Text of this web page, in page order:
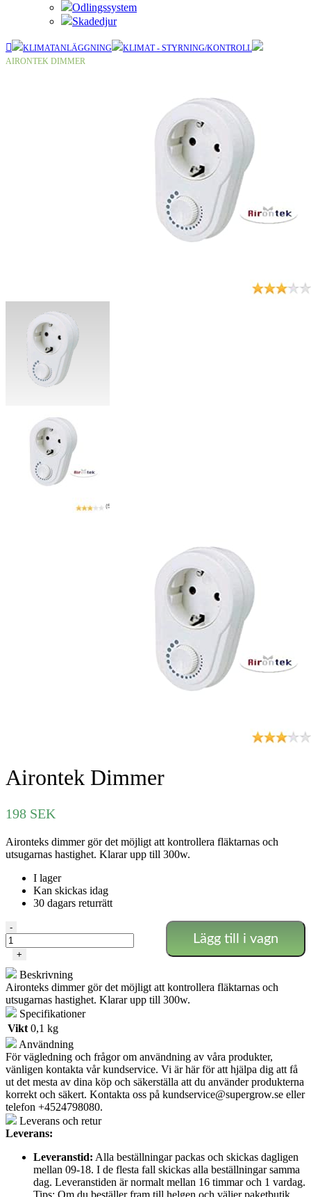
Odlingssystem
Skadedjur
KLIMATANLÄGGNING
KLIMAT - STYRNING/KONTROLL
AIRONTEK DIMMER
Airontek Dimmer
198 SEK
Aironteks dimmer gör det möjligt att kontrollera fläktarnas och
utsugarnas hastighet. Klarar upp till 300w.
I lager
Kan skickas idag
30 dagars returrätt
Airontek
Dimmer
mängd
-
+
Lägg till i vagn
Beskrivning
Aironteks dimmer gör det möjligt att kontrollera fläktarnas och
utsugarnas hastighet. Klarar upp till 300w.
Specifikationer
Vikt 0,1 kg
Användning
För vägledning och frågor om användning av våra produkter,
vänligen kontakta vår kundservice. Vi är här för att hjälpa dig att få
ut det mesta av dina köp och säkerställa att du använder produkterna
korrekt och säkert. Kontakta oss på kundservice@supergrow.se eller
telefon +4524798080.
Leverans och retur
Leverans:
Leveranstid: Alla beställningar packas och skickas dagligen
mellan 09-18. I de flesta fall skickas alla beställningar samma
dag. Leveranstiden är normalt mellan 16 timmar och 1 vardag.
Tips: Om du beställer fram till helgen och väljer paketbutik,